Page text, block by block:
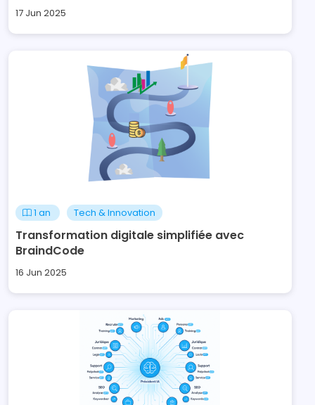
17 Jun 2025
1 an Tech & Innovation
Transformation digitale simplifiée avec
BraindCode
16 Jun 2025